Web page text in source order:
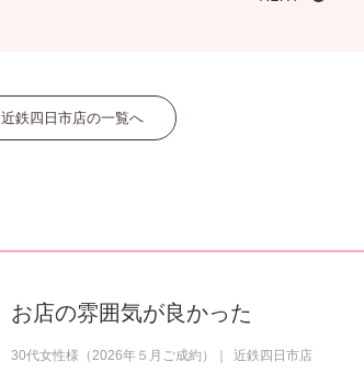
近鉄四日市店の一覧へ
お店の雰囲気が良かった
30代女性様（2026年５月ご成約） 近鉄四日市店